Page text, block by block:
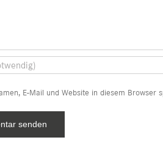
E-Mail und Website in diesem